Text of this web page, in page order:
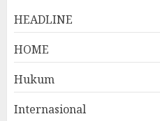
HEADLINE
HOME
Hukum
Internasional